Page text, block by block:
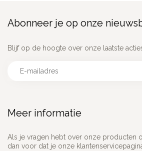
Meer informatie
Als je vragen hebt over onze producten
dan voor dat je onze
Abonneer je op onze
Blijf op de hoogte over onze laatste